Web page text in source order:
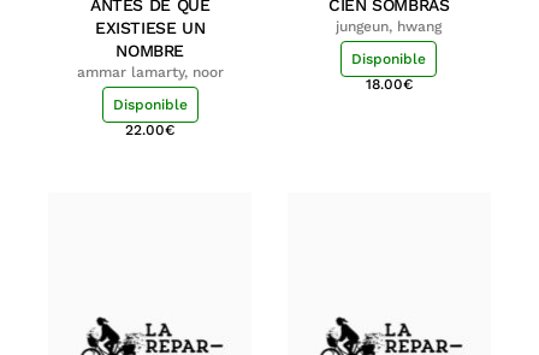
ANTES DE QUE
EXISTIESE UN
NOMBRE
ammar lamarty, noor
Disponible
22.00€
CIEN SOMBRAS
jungeun, hwang
Disponible
18.00€